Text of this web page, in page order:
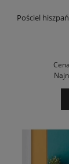
Pościel